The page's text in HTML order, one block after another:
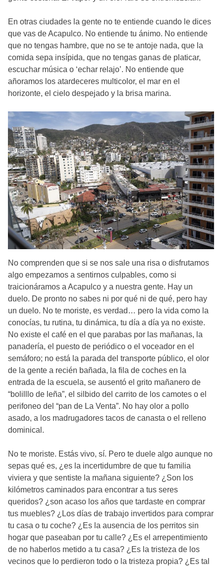
En otras ciudades la gente no te entiende cuando le dices
que vas de Acapulco. No entiende tu ánimo. No entiende
que no tengas hambre, que no se te antoje nada, que la
comida sepa insípida, que no tengas ganas de platicar,
escuchar música o ‘echar relajo’. No entiende que
añoramos los atardeceres multicolor, el mar en el
horizonte, el cielo despejado y la brisa marina.
No comprenden que si se nos sale una risa o disfrutamos
algo empezamos a sentirnos culpables, como si
traicionáramos a Acapulco y a nuestra gente. Hay un
duelo. De pronto no sabes ni por qué ni de qué, pero hay
un duelo. No te moriste, es verdad… pero la vida como la
conocías, tu rutina, tu dinámica, tu día a día ya no existe.
No existe el café en el que parabas por las mañanas, la
panadería, el puesto de periódico o el voceador en el
semáforo; no está la parada del transporte público, el olor
de la gente a recién bañada, la fila de coches en la
entrada de la escuela, se ausentó el grito mañanero de
“bolilllo de leña”, el silbido del carrito de los camotes o el
perifoneo del “pan de La Venta”. No hay olor a pollo
asado, a los madrugadores tacos de canasta o el relleno
dominical.
No te moriste. Estás vivo, sí. Pero te duele algo aunque no
sepas qué es, ¿es la incertidumbre de que tu familia
viviera y que sentiste la mañana siguiente? ¿Son los
kilómetros caminados para encontrar a tus seres
queridos? ¿son acaso los años que tardaste en comprar
tus muebles? ¿Los días de trabajo invertidos para comprar
tu casa o tu coche? ¿Es la ausencia de los perritos sin
hogar que paseaban por tu calle? ¿Es el arrepentimiento
de no haberlos metido a tu casa? ¿Es la tristeza de los
vecinos que lo perdieron todo o la tristeza propia? ¿Es tal